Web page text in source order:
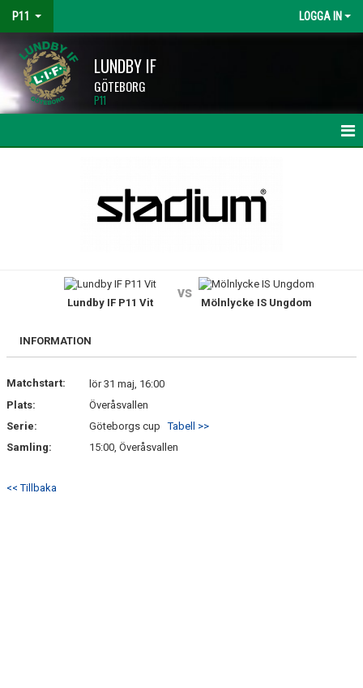
P11 LOGGA IN
LUNDBY IF
GÖTEBORG
P11
BILDGALLERI
KONTAKT
Lundby IF P11 Vit
vs
Mölnlycke IS Ungdom
INFORMATION
Matchstart:
lör 31 maj, 16:00
Plats:
Överåsvallen
Serie:
Göteborgs cupTabell >>
Samling:
15:00, Överåsvallen
<< Tillbaka